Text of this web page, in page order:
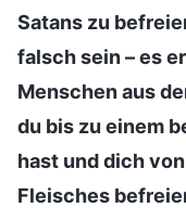
Satans zu
falsch sein – es
Menschen aus
du bis zu einem
hast und dich
Fleisches